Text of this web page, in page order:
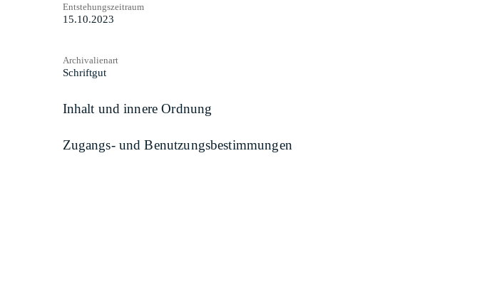
Entstehungszeitraum
15.10.2023
Archivalienart
Schriftgut
Inhalt und innere Ordnung
Zugangs- und Benutzungsbestimmungen